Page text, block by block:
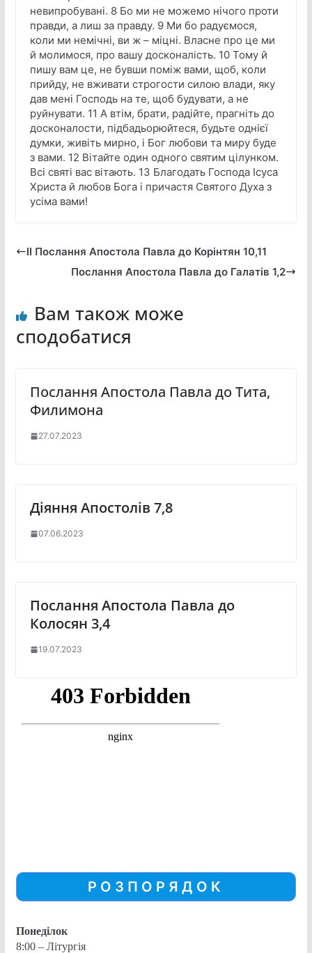
невипробувані. 8 Бо ми не можемо нічого проти
правди, а лиш за правду. 9 Ми бо радуємося,
коли ми немічні, ви ж – міцні. Власне про це ми
й молимося, про вашу досконалість. 10 Тому й
пишу вам це, не бувши поміж вами, щоб, коли
прийду, не вживати строгости силою влади, яку
дав мені Господь на те, щоб будувати, а не
руйнувати. 11 А втім, брати, радійте, прагніть до
досконалости, підбадьорюйтеся, будьте однієї
думки, живіть мирно, і Бог любови та миру буде
з вами. 12 Вітайте один одного святим цілунком.
Всі святі вас вітають. 13 Благодать Господа Ісуса
Христа й любов Бога і причастя Святого Духа з
усіма вами!
ІІ Послання Апостола Павла до Корінтян 10,11
Послання Апостола Павла до Галатів 1,2
Вам також може
сподобатися
Послання Апостола Павла до Тита,
Филимона
27.07.2023
Діяння Апостолів 7,8
07.06.2023
Послання Апостола Павла до
Колосян 3,4
19.07.2023
РОЗПОРЯДОК
Понеділок
8:00 – Літургія